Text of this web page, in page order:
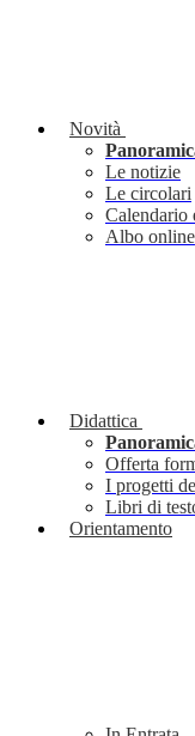
Novità
Le notizie
Le circolari
Calendario
Albo online
Didattica
Offerta
I progetti
Libri di
Orientamento